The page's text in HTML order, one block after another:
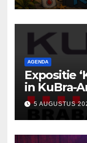
AGENDA
Expositie
in KuBra-
uit tot
reflectie
5 AUGUSTUS